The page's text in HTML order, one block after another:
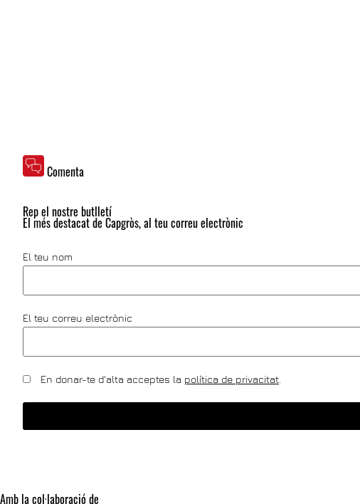
Comenta
Rep el nostre butlletí
El més destacat de Capgròs, al teu correu electrònic
El teu nom
El teu correu electrònic
En donar-te d'alta acceptes la política de privacitat
Amb la col·laboració de